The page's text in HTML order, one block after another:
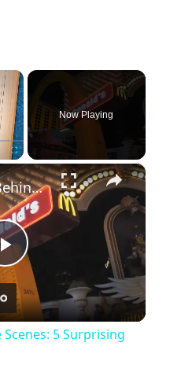
×
Fullscreen
Now Playing
×
Play
Video
McDonald’s Behind the Scenes: 5 Surprising Facts
5 Surprising